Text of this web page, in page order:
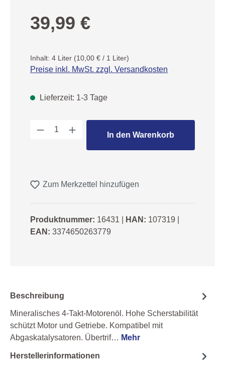
Regulärer Preis:
39,99 €
Inhalt: 4 Liter (10,00 € / 1 Liter)
Preise inkl. MwSt. zzgl. Versandkosten
Lieferzeit: 1-3 Tage
Produkt Anzahl: Gib den
In den Warenkorb
Zum Merkzettel hinzufügen
Produktnummer: 16431 HAN: 107319
EAN: 3374650263779
Beschreibung
Mineralisches 4-Takt-Motorenöl. Hohe Scherstabilität
schützt Motor und Getriebe. Kompatibel mit
Abgaskatalysatoren. Übertrif… Mehr
Herstellerinformationen